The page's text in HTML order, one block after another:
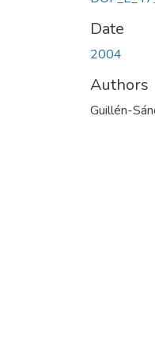
Date
2004
Authors
Guillén-